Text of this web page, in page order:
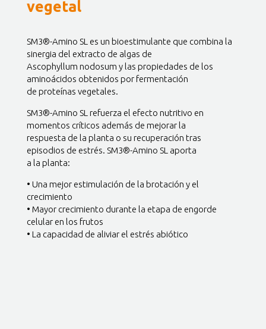
vegetal
SM3®-Amino SL es un bioestimulante que combina la
sinergia del extracto de algas de
Ascophyllum nodosum y las propiedades de los
aminoácidos obtenidos por fermentación
de proteínas vegetales.
SM3®-Amino SL refuerza el efecto nutritivo en
momentos críticos además de mejorar la
respuesta de la planta o su recuperación tras
episodios de estrés. SM3®-Amino SL aporta
a la planta:
• Una mejor estimulación de la brotación y el
crecimiento
• Mayor crecimiento durante la etapa de engorde
celular en los frutos
• La capacidad de aliviar el estrés abiótico